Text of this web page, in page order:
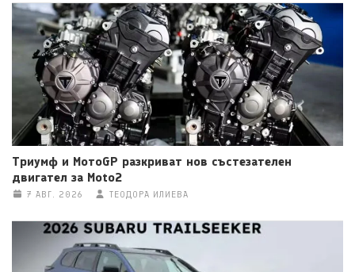
Триумф и МотоGP разкриват нов състезателен
двигател за Moto2
7 АВГ. 2026 ТЕОДОРА ИЛИЕВА